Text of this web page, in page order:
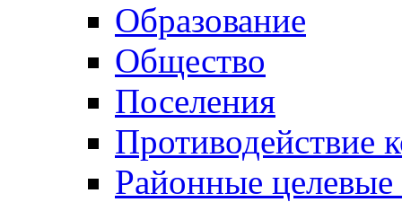
Образование
Общество
Поселения
Противодействие
Районные